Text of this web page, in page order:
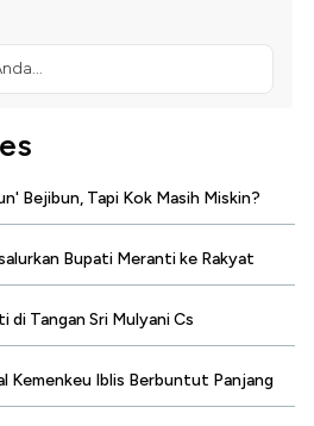
Bejibun, Tapi Kok Masih Miskin?
Bupati Meranti ke Rakyat
di Tangan Sri Mulyani Cs
Kemenkeu Iblis Berbuntut Panjang